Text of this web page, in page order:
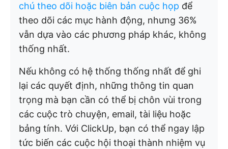
chú theo dõi hoặc biên bản cuộc họp để
theo dõi các mục hành động, nhưng 36%
vẫn dựa vào các phương pháp khác, không
thống nhất.
Nếu không có hệ thống thống nhất để ghi
lại các quyết định, những thông tin quan
trọng mà bạn cần có thể bị chôn vùi trong
các cuộc trò chuyện, email, tài liệu hoặc
bảng tính. Với ClickUp, bạn có thể ngay lập
tức biến các cuộc hội thoại thành nhiệm vụ